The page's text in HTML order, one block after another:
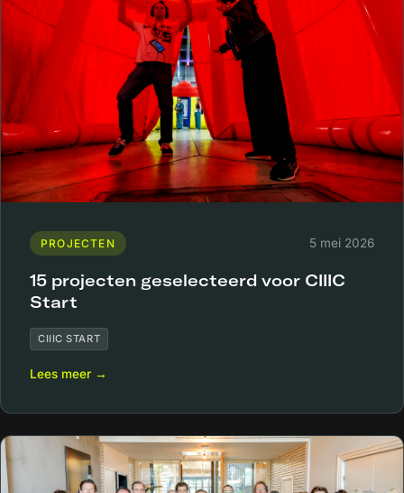
PROJECTEN 5 mei 2026
15 projecten geselecteerd voor CIIIC
Start
CIIIC START
Lees meer →